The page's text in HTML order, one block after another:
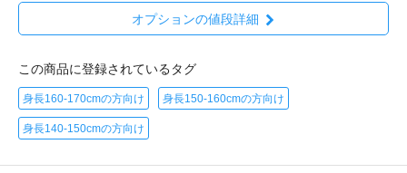
オプションの値段詳細
この商品に登録されているタグ
身長160-170cmの方向け 身長150-160cmの方向け
身長140-150cmの方向け